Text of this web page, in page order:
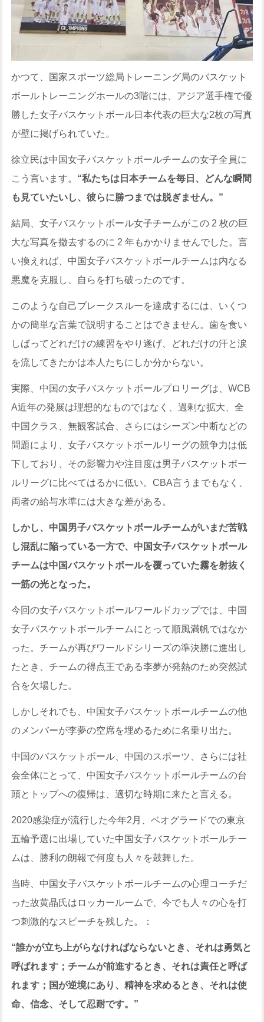
かつて、国家スポーツ総局トレーニング局のバスケット
ボールトレーニングホールの3階には、アジア選手権で優
勝した女子バスケットボール日本代表の巨大な2枚の写真
が壁に掲げられていた。
徐立民は中国女子バスケットボールチームの女子全員に
こう言います。 “私たちは日本チームを毎日、どんな瞬間
も見ていたいし、彼らに勝つまでは脱ぎません。”
結局、女子バスケットボール女子チームがこの 2 枚の巨
大な写真を撤去するのに 2 年もかかりませんでした。言
い換えれば、中国女子バスケットボールチームは内なる
悪魔を克服し、自らを打ち破ったのです。
このような自己ブレークスルーを達成するには、いくつ
かの簡単な言葉で説明することはできません。歯を食い
しばってどれだけの練習をやり遂げ、どれだけの汗と涙
を流してきたかは本人たちにしか分からない。
実際、中国の女子バスケットボールプロリーグは、WCB
A近年の発展は理想的なものではなく、過剰な拡大、全
中国クラス、無観客試合、さらにはシーズン中断などの
問題により、女子バスケットボールリーグの競争力は低
下しており、その影響力や注目度は男子バスケットボー
ルリーグに比べてはるかに低い。CBA言うまでもなく、
両者の給与水準には大きな差がある。
しかし、中国男子バスケットボールチームがいまだ苦戦
し混乱に陥っている一方で、中国女子バスケットボール
チームは中国バスケットボールを覆っていた霧を射抜く
一筋の光となった。
今回の女子バスケットボールワールドカップでは、中国
女子バスケットボールチームにとって順風満帆ではなか
った。チームが再びワールドシリーズの準決勝に進出し
たとき、チームの得点王である李夢が発熱のため突然試
合を欠場した。
しかしそれでも、中国女子バスケットボールチームの他
のメンバーが李夢の空席を埋めるために名乗り出た。
中国のバスケットボール、中国のスポーツ、さらには社
会全体にとって、中国女子バスケットボールチームの台
頭とトップへの復帰は、適切な時期に来たと言える。
2020感染症が流行した今年2月、ベオグラードでの東京
五輪予選に出場していた中国女子バスケットボールチー
ムは、勝利の朗報で何度も人々を鼓舞した。
当時、中国女子バスケットボールチームの心理コーチだ
った故黄晶氏はロッカールームで、今でも人々の心を打
つ刺激的なスピーチを残した。：
“誰かが立ち上がらなければならないとき、それは勇気と
呼ばれます；チームが前進するとき、それは責任と呼ば
れます；国が逆境にあり、精神を求めるとき、それは使
命、信念、そして忍耐です。”